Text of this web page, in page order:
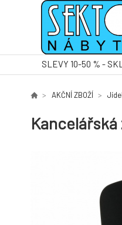
SLEVY 10-50 % -
AKČNÍ ZBOŽÍ
Kancelářská